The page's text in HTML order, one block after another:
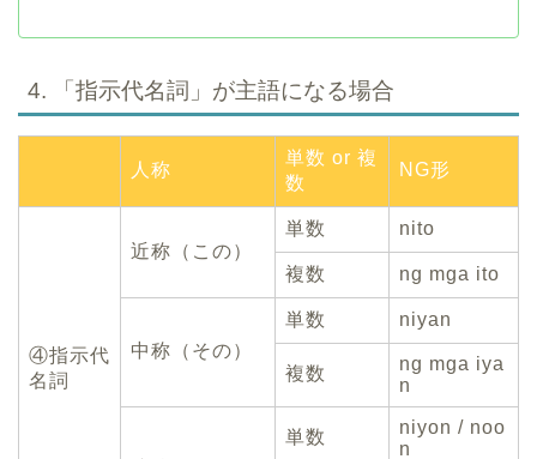
4. 「指示代名詞」が主語になる場合
人称
単数 or 複
数
NG形
④指示代
名詞
近称（この）
単数 nito
複数 ng mga ito
中称（その）
単数 niyan
複数
ng mga iya
n
単数
niyon / noo
n